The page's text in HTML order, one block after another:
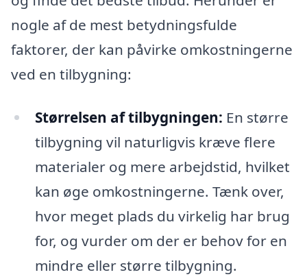
nogle af de mest betydningsfulde
faktorer, der kan påvirke omkostningerne
ved en tilbygning:
Størrelsen af tilbygningen: En større
tilbygning vil naturligvis kræve flere
materialer og mere arbejdstid, hvilket
kan øge omkostningerne. Tænk over,
hvor meget plads du virkelig har brug
for, og vurder om der er behov for en
mindre eller større tilbygning.